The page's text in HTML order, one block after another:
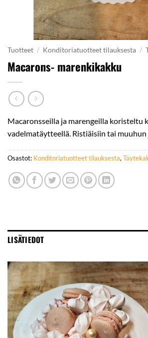
Tuotteet / Konditoriatuotteet tilauksesta /
Macarons- marenkikakku
Macaronsseilla ja marengeilla koristeltu
vadelmatäytteellä. Ristiäisiin tai muuhun
Osastot: Konditoriatuotteet tilauksesta,
LISÄTIEDOT